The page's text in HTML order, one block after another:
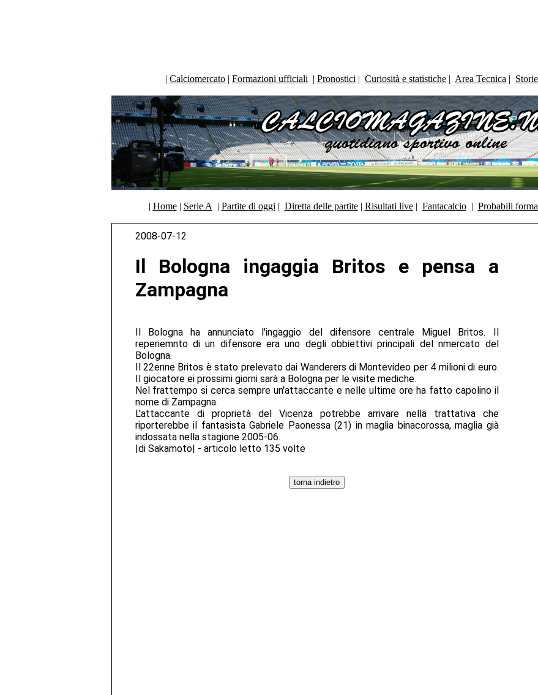
| Calciomercato | Formazioni ufficiali | Pronostici | Curiosità e statistiche | Area Tecnica |
| Home| Serie A | Partite di oggi | Diretta delle partite| Risultati live| Fantacalcio| Probabili
2008-07-12
Il Bologna ingaggia Britos e pensa a
Zampagna
Il Bologna ha annunciato l'ingaggio del difensore centrale Miguel Britos. Il
reperiemnto di un difensore era uno degli obbiettivi principali del nmercato del
Bologna.
Il 22enne Britos è stato prelevato dai Wanderers di Montevideo per 4 milioni di euro.
Il giocatore ei prossimi giorni sarà a Bologna per le visite mediche.
Nel frattempo si cerca sempre un'attaccante e nelle ultime ore ha fatto capolino il
nome di Zampagna.
L'attaccante di proprietà del Vicenza potrebbe arrivare nella trattativa che
riporterebbe il fantasista Gabriele Paonessa (21) in maglia binacorossa, maglia già
indossata nella stagione 2005-06.
|di Sakamoto| - articolo letto 135 volte